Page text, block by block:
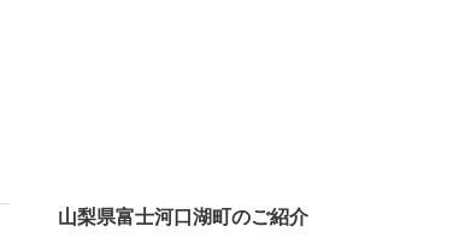
山梨県富士河口湖町のご紹介